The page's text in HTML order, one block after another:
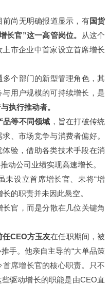
尚无明确报道显示，有国货
长官”这一高管岗位。
从这个
市企业中首家设立首席增长
个部门的新型管理角色，其
用户规模的可持续增长，是
执行推动者。
品等不同领域 ，旨在打破传统
、市场竞争与消费者偏好。
验，借助各类技术手段在消
动公司业绩实现高速增长。
未设立首席增长官、未将“增
的职责并未因此悬空。
官，而是分散在几位关键角
任CEO方玉友在任职期间，被
手。他亲自主导的“大单品策
首席增长官的核心职责。只不
驱动增长的职能是由CEO直